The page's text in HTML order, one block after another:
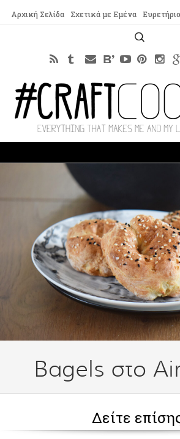
Αρχική Σελίδα Σχετικά με Εμένα
Αναζήτηση
Skip to content
Bagels στο
Δείτε